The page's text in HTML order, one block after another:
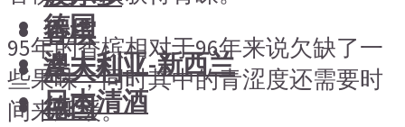
德国
澳大利亚-新西兰
日本清酒
香槟
意大利
德国
95年的香槟相对于96年来说欠缺了一
些果味，同时其中的青涩度还需要时
间来延缓。